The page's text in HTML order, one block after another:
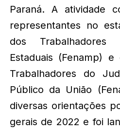
Paraná. A atividade
representantes no
dos Trabalhadores
Estaduais (Fenamp)
Trabalhadores do
Público da União
diversas orientações
gerais de 2022 e foi